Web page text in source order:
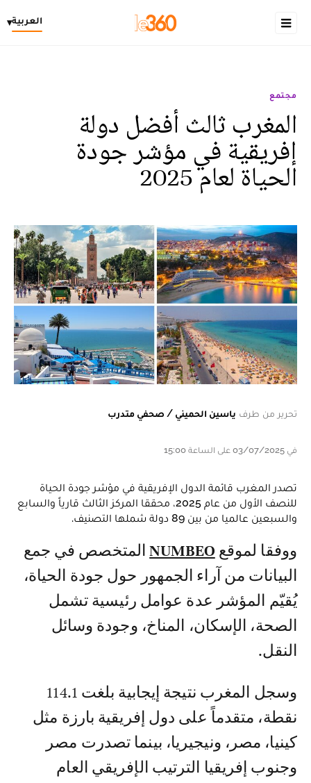
العربية▾
مجتمع
المغرب ثالث أفضل دولة
إفريقية في مؤشر جودة
الحياة لعام 2025
تحرير من طرف ياسين الحميني / صحفي متدرب
في 03/07/2025 على الساعة 15:00
تصدر المغرب قائمة الدول الإفريقية في مؤشر جودة الحياة
للنصف الأول من عام 2025، محققا المركز الثالث قارياً والسابع
والسبعين عالميا من بين 89 دولة شملها التصنيف.
ووفقا لموقع NUMBEOالمتخصص في جمع
البيانات من آراء الجمهور حول جودة الحياة،
يُقيّم المؤشر عدة عوامل رئيسية تشمل
الصحة، الإسكان، المناخ، وجودة وسائل
النقل.
وسجل المغرب نتيجة إيجابية بلغت 114.1
نقطة، متقدماً على دول إفريقية بارزة مثل
كينيا، مصر، ونيجيريا، بينما تصدرت مصر
وجنوب إفريقيا الترتيب الإفريقي العام